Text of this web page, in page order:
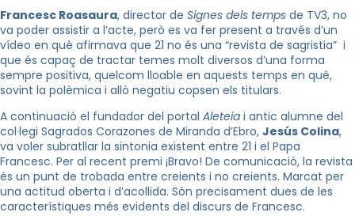
Francesc Roasaura, director de Signes dels temps de TV3, no
va poder assistir a l’acte, però es va fer present a través d’un
vídeo en què afirmava que 21 no és una “revista de sagristia” i
que és capaç de tractar temes molt diversos d’una forma
sempre positiva, quelcom lloable en aquests temps en què,
sovint la polèmica i allò negatiu copsen els titulars.
A continuació el fundador del portal Aleteia i antic alumne del
col·legi Sagrados Corazones de Miranda d’Ebro, Jesús Colina,
va voler subratllar la sintonia existent entre 21 i el Papa
Francesc. Per al recent premi ¡Bravo! De comunicació, la revista
és un punt de trobada entre creients i no creients. Marcat per
una actitud oberta i d’acollida. Són precisament dues de les
característiques més evidents del discurs de Francesc.